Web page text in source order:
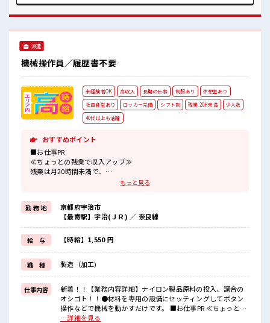
す！ ロッカーあり！ 安心してお仕事に集中♪ 残業がしっかり
あるお仕事！
派遣
機械操作員／履歴書不要
未経験者OK 高収入 長期の仕事 制服あり
休憩室あり
社員食堂あり
ロッカー完備 シフト制 残業 20H未満
少人数
40代以上も活躍
おすすめポイント
■お仕事PR
≪ちょっとの残業で収入アップ≫
残業は月20時間未満で、
制服があるので、
毎日の服装の悩み解消♪
≪未経験でも活躍できる≫
新しいことにチャレンジするのは不安だけど、
しっかり働く環境が整っています！
イチからスキルUP・ステップUP目指していきましょう！
≪様々なお仕事をご提案≫
一人で悩まず気軽に相談できる、
派遣のお仕事です！
■職場の雰囲気
一緒に働く仲間ともなじみやすい少人数の職場☆
休憩室完備でランチや休憩も充実しそう♪
もっと見る
勤 務 地
京都府宇治市
【最寄駅】宇治(ＪＲ) ／ 奈良線
給 与 【時給】1,550 円
職 種 製造（加工)
仕事内容
新着！！【業務内容詳細】ナイロン製品原料の投入、調合の
オシゴト！！●材料を専用の設備にセッティングしてボタン
操作などで機械を動かすだけです。 ■お仕事PR ≪ちょっとの
残業で収入アップ≫ 残業は月20時間未満で、 ほどよく稼げま
…詳細を見る